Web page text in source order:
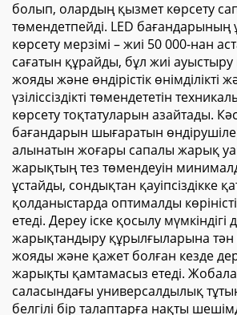
болып, олардың қызмет көрсету
төмендетпейді. LED бағандарының
көрсету мерзімі – жиі 50 000-нан
сағатын құрайды, бұл жиі
жояды және өндірістік
үзіліссіздікті төмендететін
көрсету тоқтатуларын азайтады.
бағандарын шығаратын
алынатын жоғары сапалы жарық
жарықтың тез төмендеуін
ұстайды, сондықтан қауіпсіздікке
қолданыстарда оптималды
етеді. Дереу іске қосылу мүмкіндігі
жарықтандыру құрылғыларына тән
жояды және қажет болған кезде
жарықты қамтамасыз етеді.
саласындағы универсалдылық
белгілі бір талаптарға нақты